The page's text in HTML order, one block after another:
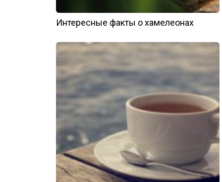
Интересные факты о хамелеонах